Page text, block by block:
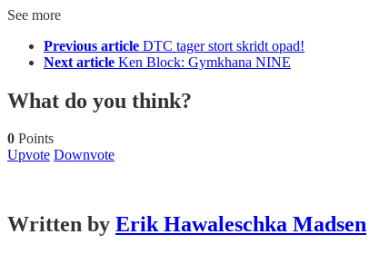
See more
Previous article DTC tager stort skridt opad!
Next article Ken Block: Gymkhana NINE
What do you think?
0 Points
Upvote Downvote
Written by Erik Hawaleschka Madsen